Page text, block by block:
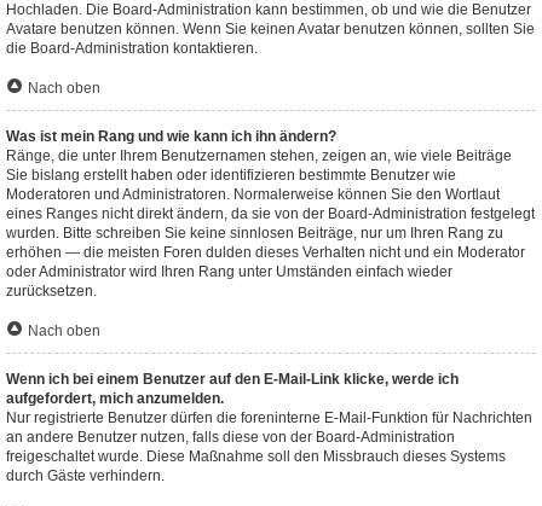
Hochladen. Die Board-Administration kann bestimmen, ob und wie die Benutzer
Avatare benutzen können. Wenn Sie keinen Avatar benutzen können, sollten Sie
die Board-Administration kontaktieren.
Nach oben
Was ist mein Rang und wie kann ich ihn ändern?
Ränge, die unter Ihrem Benutzernamen stehen, zeigen an, wie viele Beiträge
Sie bislang erstellt haben oder identifizieren bestimmte Benutzer wie
Moderatoren und Administratoren. Normalerweise können Sie den Wortlaut
eines Ranges nicht direkt ändern, da sie von der Board-Administration festgelegt
wurden. Bitte schreiben Sie keine sinnlosen Beiträge, nur um Ihren Rang zu
erhöhen — die meisten Foren dulden dieses Verhalten nicht und ein Moderator
oder Administrator wird Ihren Rang unter Umständen einfach wieder
zurücksetzen.
Nach oben
Wenn ich bei einem Benutzer auf den E-Mail-Link klicke, werde ich
aufgefordert, mich anzumelden.
Nur registrierte Benutzer dürfen die foreninterne E-Mail-Funktion für Nachrichten
an andere Benutzer nutzen, falls diese von der Board-Administration
freigeschaltet wurde. Diese Maßnahme soll den Missbrauch dieses Systems
durch Gäste verhindern.